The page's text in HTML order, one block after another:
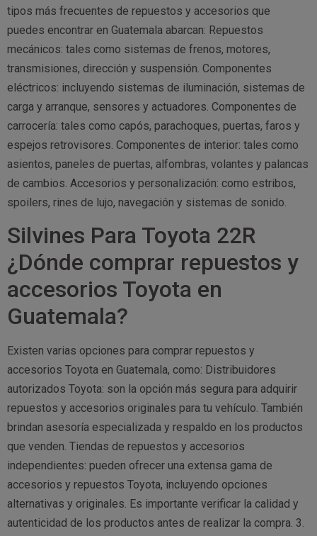
tipos más frecuentes de repuestos y accesorios que
puedes encontrar en Guatemala abarcan: Repuestos
mecánicos: tales como sistemas de frenos, motores,
transmisiones, dirección y suspensión. Componentes
eléctricos: incluyendo sistemas de iluminación, sistemas de
carga y arranque, sensores y actuadores. Componentes de
carrocería: tales como capós, parachoques, puertas, faros y
espejos retrovisores. Componentes de interior: tales como
asientos, paneles de puertas, alfombras, volantes y palancas
de cambios. Accesorios y personalización: como estribos,
spoilers, rines de lujo, navegación y sistemas de sonido.
Silvines Para Toyota 22R
¿Dónde comprar repuestos y
accesorios Toyota en
Guatemala?
Existen varias opciones para comprar repuestos y
accesorios Toyota en Guatemala, como: Distribuidores
autorizados Toyota: son la opción más segura para adquirir
repuestos y accesorios originales para tu vehículo. También
brindan asesoría especializada y respaldo en los productos
que venden. Tiendas de repuestos y accesorios
independientes: pueden ofrecer una extensa gama de
accesorios y repuestos Toyota, incluyendo opciones
alternativas y originales. Es importante verificar la calidad y
autenticidad de los productos antes de realizar la compra. 3.